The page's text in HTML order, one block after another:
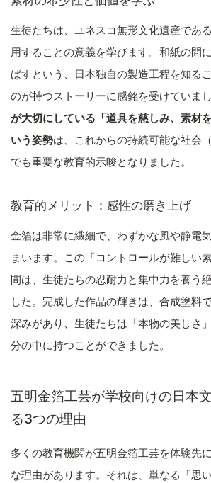
生徒たちは、ユネスコ無形文化遺産であ
用することの意義を学びます。和紙の間
ばすという、日本独自の製造工程を知る
のが持つストーリーに感銘を受けていまし
が大切にしている「道具を慈しみ、素材
いう姿勢は、これからの持続可能な社会
でも重要な教育的示唆となりました。
教育的メリット：感性の磨き上げ
金箔は非常に繊細で、わずかな風や静電
まいます。この「コントロールが難しい
間は、生徒たちの忍耐力と集中力を養う
した。完成した作品の輝きは、合成塗料
深みがあり、生徒たちは「本物の美しさ
分の中に持つことができました。
五明金箔工芸が学校向けの日本
る3つの理由
多くの教育機関が五明金箔工芸を体験先
な理由があります。それは、単なる「思